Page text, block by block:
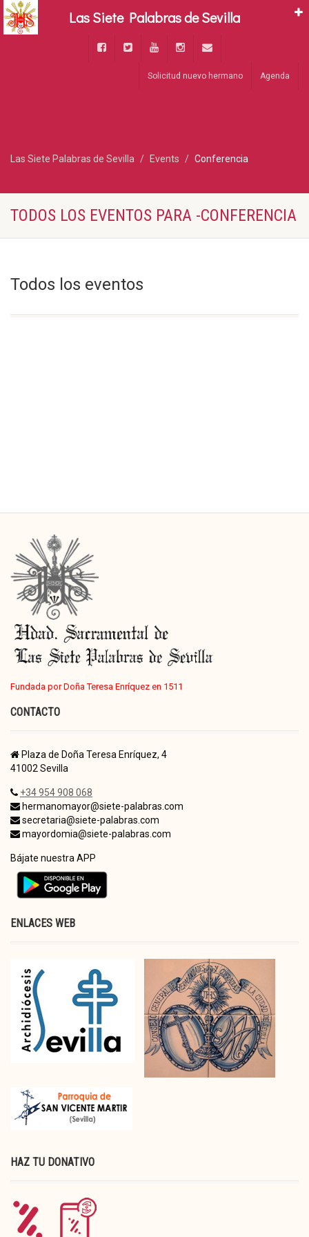
Solicitud nuevo hermano Agenda
Las Siete Palabras de Sevilla Events Conferencia
TODOS LOS EVENTOS PARA -CONFERENCIA
Todos los eventos
Fundada por Doña Teresa Enríquez en 1511
CONTACTO
Plaza de Doña Teresa Enríquez, 4
41002 Sevilla
+34 954 908 068
hermanomayor@siete-palabras.com
secretaria@siete-palabras.com
mayordomia@siete-palabras.com
Bájate nuestra APP
ENLACES WEB
HAZ TU DONATIVO
Las Siete Palabras de Sevilla